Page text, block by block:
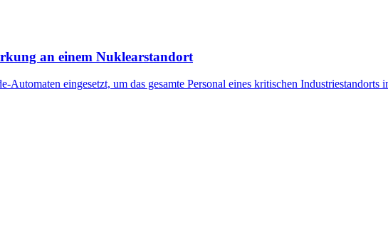
an einem Nuklearstandort
eingesetzt, um das gesamte Personal eines kritischen Industriestandorts